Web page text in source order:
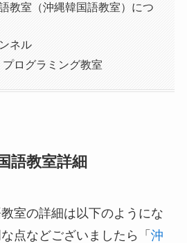
教室（沖縄韓国語教室）につ
ネル
プログラミング教室
語教室詳細
室の詳細は以下のようにな
点などございましたら「 沖